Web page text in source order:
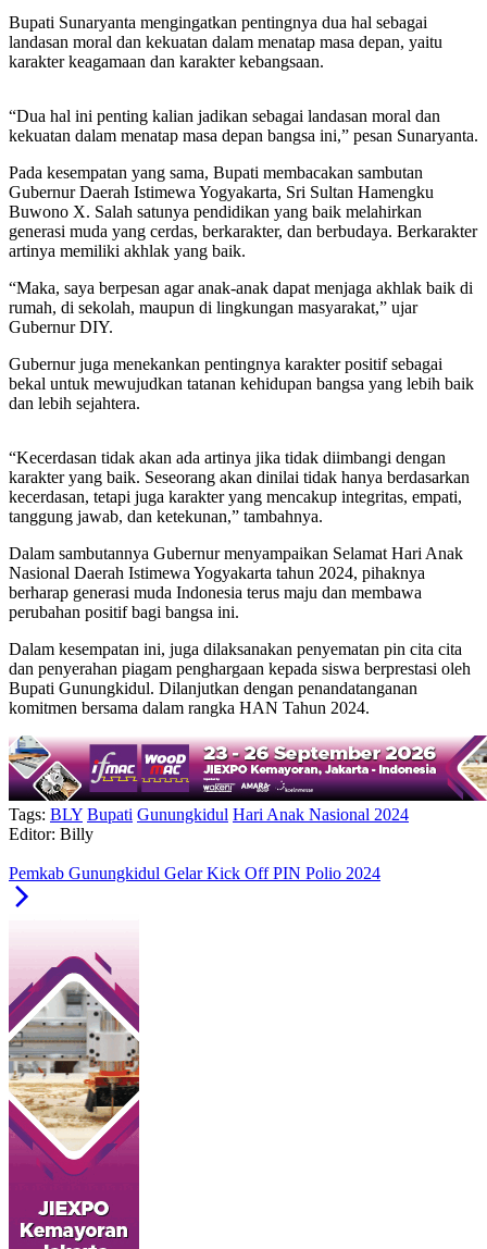
Bupati Sunaryanta mengingatkan pentingnya dua hal sebagai
landasan moral dan kekuatan dalam menatap masa depan, yaitu
karakter keagamaan dan karakter kebangsaan.
“Dua hal ini penting kalian jadikan sebagai landasan moral dan
kekuatan dalam menatap masa depan bangsa ini,” pesan Sunaryanta.
Pada kesempatan yang sama, Bupati membacakan sambutan
Gubernur Daerah Istimewa Yogyakarta, Sri Sultan Hamengku
Buwono X. Salah satunya pendidikan yang baik melahirkan
generasi muda yang cerdas, berkarakter, dan berbudaya. Berkarakter
artinya memiliki akhlak yang baik.
“Maka, saya berpesan agar anak-anak dapat menjaga akhlak baik di
rumah, di sekolah, maupun di lingkungan masyarakat,” ujar
Gubernur DIY.
Gubernur juga menekankan pentingnya karakter positif sebagai
bekal untuk mewujudkan tatanan kehidupan bangsa yang lebih baik
dan lebih sejahtera.
“Kecerdasan tidak akan ada artinya jika tidak diimbangi dengan
karakter yang baik. Seseorang akan dinilai tidak hanya berdasarkan
kecerdasan, tetapi juga karakter yang mencakup integritas, empati,
tanggung jawab, dan ketekunan,” tambahnya.
Dalam sambutannya Gubernur menyampaikan Selamat Hari Anak
Nasional Daerah Istimewa Yogyakarta tahun 2024, pihaknya
berharap generasi muda Indonesia terus maju dan membawa
perubahan positif bagi bangsa ini.
Dalam kesempatan ini, juga dilaksanakan penyematan pin cita cita
dan penyerahan piagam penghargaan kepada siswa berprestasi oleh
Bupati Gunungkidul. Dilanjutkan dengan penandatanganan
komitmen bersama dalam rangka HAN Tahun 2024.
Tags: BLY Bupati Gunungkidul Hari Anak Nasional 2024
Editor: Billy
Pemkab Gunungkidul Gelar Kick Off PIN Polio 2024